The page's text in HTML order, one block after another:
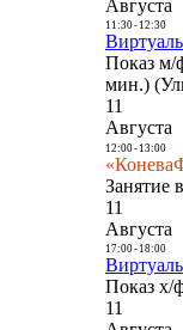
Августа
11:30- 12:30
Показ м/
мин.)
11
Августа
12:00- 13:00
Занятие
11
Августа
17:00- 18:00
Показ х/
11